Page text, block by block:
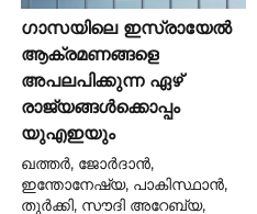
ഗാസയിലെ ഇസ്രായേൽ
ആക്രമണങ്ങളെ
അപലപിക്കുന്ന ഏഴ്
രാജ്യങ്ങൾക്കൊപ്പം
യുഎഇയും
ഖത്തർ, ജോർദാൻ,
ഇന്തോനേഷ്യ, പാകിസ്ഥാൻ,
തുർക്കി, സൗദി അറേബ്യ,